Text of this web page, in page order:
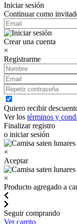
Iniciar sesión
Continuar como
Crear una cuenta
×
Registrarme
Quiero recibir
Ver los términos y
Finalizar registro
o iniciar sesión
×
Aceptar
×
Producto agregado a
Seguir comprando
Ver carrito